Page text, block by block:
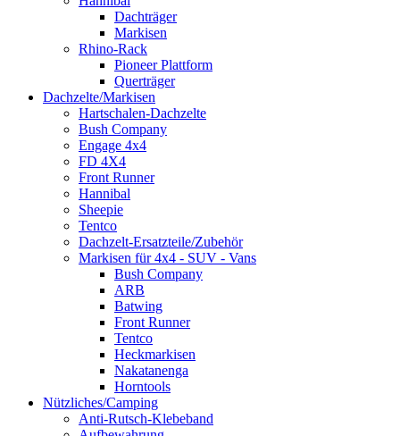
Dachträger
Markisen
Rhino-Rack
Pioneer Plattform
Querträger
Dachzelte/Markisen
Hartschalen-Dachzelte
Bush Company
Engage 4x4
FD 4X4
Front Runner
Hannibal
Sheepie
Tentco
Dachzelt-Ersatzteile/Zubehör
Markisen für 4x4 - SUV - Vans
Bush Company
ARB
Batwing
Front Runner
Tentco
Heckmarkisen
Nakatanenga
Horntools
Nützliches/Camping
Anti-Rutsch-Klebeband